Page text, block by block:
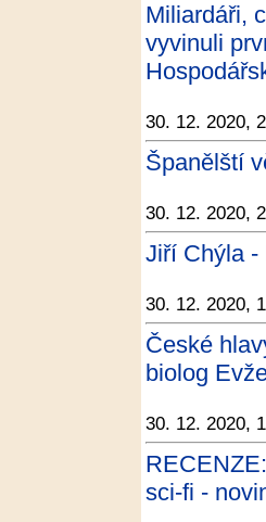
Miliardáři,
vyvinuli
30. 12. 2020,
Španělští
30. 12. 2020,
Jiří Chýla -
30. 12. 2020,
České
biolog
30. 12. 2020,
sci-fi -